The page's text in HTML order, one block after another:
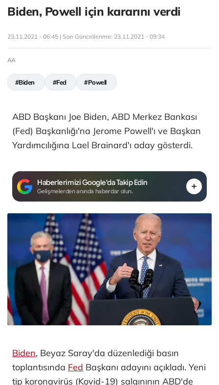
Biden, Powell için kararını verdi
23.11.2021 - 06:45 | Son Güncellenme: 23.11.2021 - 09:34
AA
#Biden #Fed #Powell
ABD Başkanı Joe Biden, ABD Merkez Bankası
(Fed) Başkanlığı'na Jerome Powell'ı ve Başkan
Yardımcılığına Lael Brainard'ı aday gösterdi.
Haberlerimizi Google'da Takip Edin
Gelişmelerden anında haberdar olun.
Biden, Beyaz Saray'da düzenlediği basın
toplantısında Fed Başkanı adayını açıkladı. Yeni
tip koronavirüs (Kovid-19) salgınının ABD'de